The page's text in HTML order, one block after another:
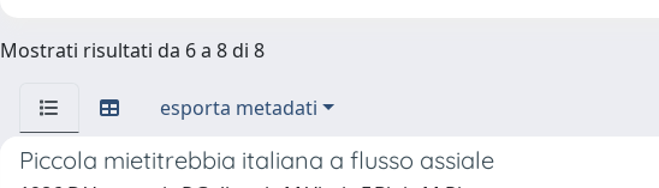
Mostrati risultati da 6 a 8 di 8
esporta metadati
Piccola mietitrebbia italiana a flusso assiale